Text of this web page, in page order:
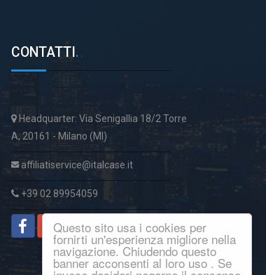
Questo sito usa i cookies per
fornirti un'esperienza migliore nella
navigazione. Chiudendo questo
banner acconsenti al loro uso . Se
CONTATTI .
Headquarter: Via Senigallia 18/2 Torre
A, 20161 - Milano (MI)
affiliatiservice@italcase.it
+39 02 89954059